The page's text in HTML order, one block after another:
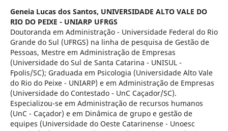
Geneia Lucas dos Santos, UNIVERSIDADE ALTO VALE DO
RIO DO PEIXE - UNIARP UFRGS
Doutoranda em Administração - Universidade Federal do Rio
Grande do Sul (UFRGS) na linha de pesquisa de Gestão de
Pessoas, Mestre em Administração de Empresas
(Universidade do Sul de Santa Catarina - UNISUL -
Fpolis/SC); Graduada em Psicologia (Universidade Alto Vale
do Rio do Peixe - UNIARP) e em Administração de Empresas
(Universidade do Contestado - UnC Caçador/SC).
Especializou-se em Administração de recursos humanos
(UnC - Caçador) e em Dinâmica de grupo e gestão de
equipes (Universidade do Oeste Catarinense - Unoesc